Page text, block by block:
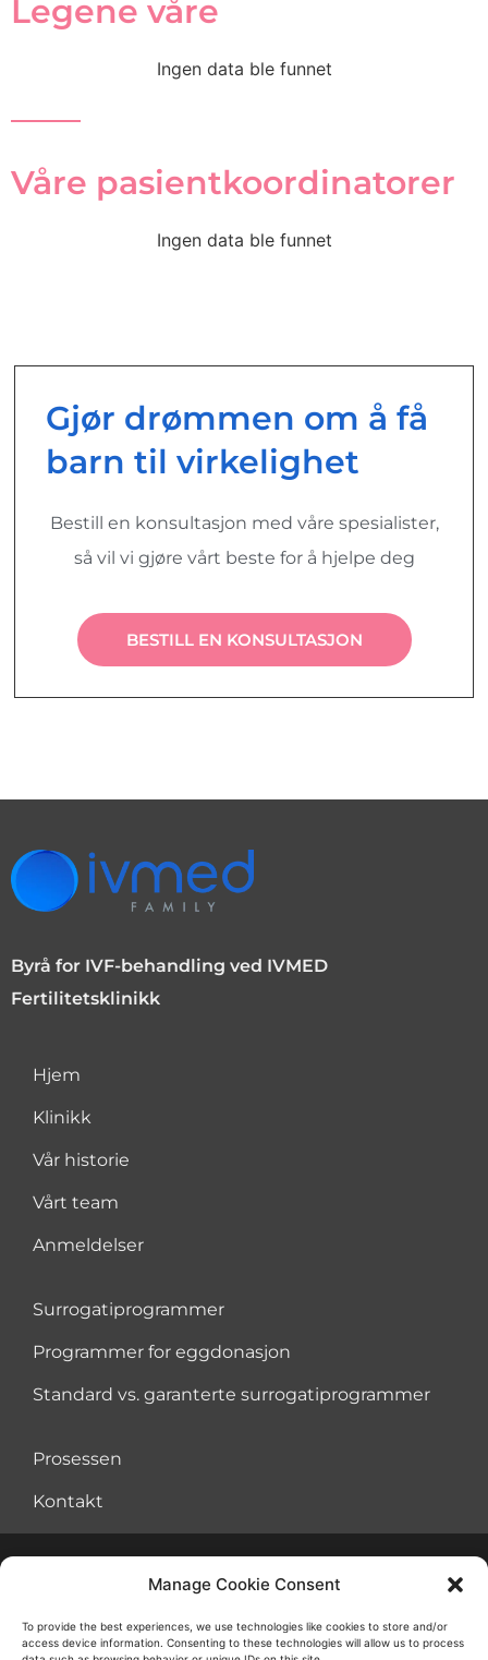
Manage Cookie Consent
To provide the best experiences, we use technologies like cookies to store and/or
access device information. Consenting to these technologies will allow us to process
Legene våre
Ingen data ble funnet
Våre pasientkoordinatorer
Ingen data ble funnet
Gjør drømmen om å få
barn til virkelighet
Bestill en konsultasjon med våre spesialister,
så vil vi gjøre vårt beste for å hjelpe deg
BESTILL EN KONSULTASJON
Byrå for IVF-behandling ved IVMED
Fertilitetsklinikk
Hjem
Klinikk
Vår historie
Vårt team
Anmeldelser
Surrogatiprogrammer
Programmer for eggdonasjon
Standard vs. garanterte surrogatiprogrammer
Prosessen
Kontakt
Informasjonskapsler
Retningslinjer for personvern